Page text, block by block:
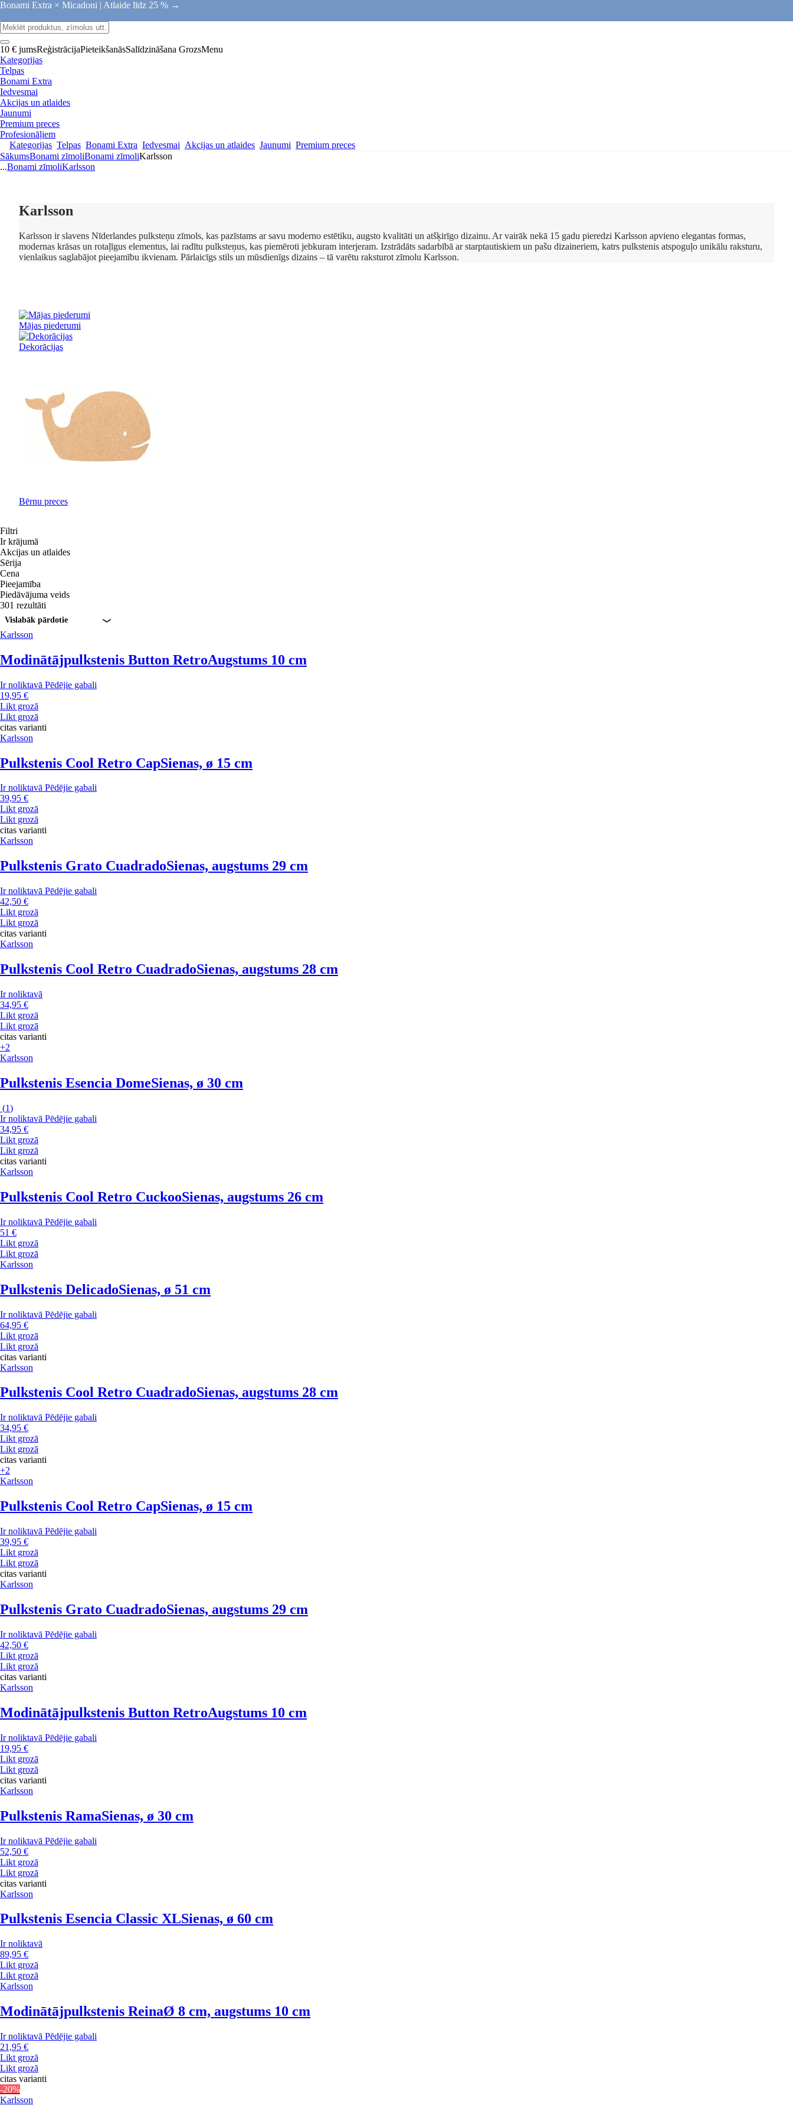
Bonami Extra × Micadoni | Atlaide līdz 25 % →
10 € jumsReģistrācijaPieteikšanāsSalīdzināšana GrozsMenu
Kategorijas
Telpas
Bonami Extra
Iedvesmai
Akcijas un atlaides
Jaunumi
Premium preces
Profesionāļiem
Kategorijas Telpas Bonami Extra Iedvesmai Akcijas un atlaides Jaunumi Premium preces
SākumsBonami zīmoliBonami zīmoliKarlsson
...Bonami zīmoliKarlsson
Karlsson
Karlsson ir slavens Nīderlandes pulksteņu zīmols, kas pazīstams ar savu moderno estētiku, augsto kvalitāti un atšķirīgo dizainu. Ar vairāk nekā 15 gadu pieredzi Karlsson apvieno elegantas formas,
modernas krāsas un rotaļīgus elementus, lai radītu pulksteņus, kas piemēroti jebkuram interjeram. Izstrādāts sadarbībā ar starptautiskiem un pašu dizaineriem, katrs pulkstenis atspoguļo unikālu raksturu,
vienlaikus saglabājot pieejamību ikvienam. Pārlaicīgs stils un mūsdienīgs dizains – tā varētu raksturot zīmolu Karlsson.
Mājas piederumi
Dekorācijas
Bērnu preces
Filtri
Ir krājumā
Akcijas un atlaides
Sērija
Cena
Pieejamība
Piedāvājuma veids
301 rezultāti
Vislabāk pārdotie
Karlsson
Modinātājpulkstenis Button RetroAugstums 10 cm
Ir noliktavā Pēdējie gabali
19,95 €
Likt grozā
Likt grozā
citas varianti
Karlsson
Pulkstenis Cool Retro CapSienas, ø 15 cm
Ir noliktavā Pēdējie gabali
39,95 €
Likt grozā
Likt grozā
citas varianti
Karlsson
Pulkstenis Grato CuadradoSienas, augstums 29 cm
Ir noliktavā Pēdējie gabali
42,50 €
Likt grozā
Likt grozā
citas varianti
Karlsson
Pulkstenis Cool Retro CuadradoSienas, augstums 28 cm
Ir noliktavā
34,95 €
Likt grozā
Likt grozā
citas varianti
+2
Karlsson
Pulkstenis Esencia DomeSienas, ø 30 cm
(1)
Ir noliktavā Pēdējie gabali
34,95 €
Likt grozā
Likt grozā
citas varianti
Karlsson
Pulkstenis Cool Retro CuckooSienas, augstums 26 cm
Ir noliktavā Pēdējie gabali
51 €
Likt grozā
Likt grozā
Karlsson
Pulkstenis DelicadoSienas, ø 51 cm
Ir noliktavā Pēdējie gabali
64,95 €
Likt grozā
Likt grozā
citas varianti
Karlsson
Pulkstenis Cool Retro CuadradoSienas, augstums 28 cm
Ir noliktavā Pēdējie gabali
34,95 €
Likt grozā
Likt grozā
citas varianti
+2
Karlsson
Pulkstenis Cool Retro CapSienas, ø 15 cm
Ir noliktavā Pēdējie gabali
39,95 €
Likt grozā
Likt grozā
citas varianti
Karlsson
Pulkstenis Grato CuadradoSienas, augstums 29 cm
Ir noliktavā Pēdējie gabali
42,50 €
Likt grozā
Likt grozā
citas varianti
Karlsson
Modinātājpulkstenis Button RetroAugstums 10 cm
Ir noliktavā Pēdējie gabali
19,95 €
Likt grozā
Likt grozā
citas varianti
Karlsson
Pulkstenis RamaSienas, ø 30 cm
Ir noliktavā Pēdējie gabali
52,50 €
Likt grozā
Likt grozā
citas varianti
Karlsson
Pulkstenis Esencia Classic XLSienas, ø 60 cm
Ir noliktavā
89,95 €
Likt grozā
Likt grozā
Karlsson
Modinātājpulkstenis ReinaØ 8 cm, augstums 10 cm
Ir noliktavā Pēdējie gabali
21,95 €
Likt grozā
Likt grozā
citas varianti
-20%
Karlsson